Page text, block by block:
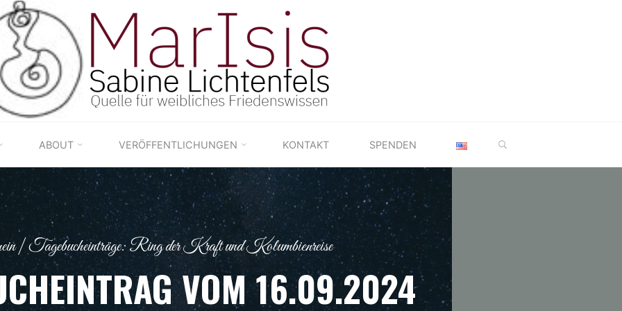
ABOUT VERÖFFENTLICHUNGEN KONTAKT SPENDEN
|Tagebucheinträge: Ring der Kraft und Kolumbienreise
VOM 16.09.2024